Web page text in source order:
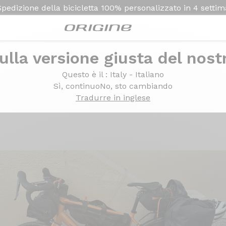
della bicicletta 100% personalizzato in 4
versione giusta del
Questo è il : Italy - Italiano
Sì, continuoNo, sto cambiando
Tradurre in inglese
820 1x12v - Prymahl Vega C35 Pro
GRX 820 1x12v -